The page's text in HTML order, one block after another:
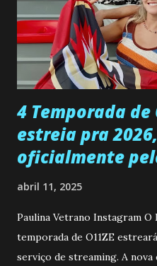
Rogerio consegue se livrar
desaparecimento de
ter sido vítima da fúria de
que a clínica inseminou por
...
4 Temporada de
estreia pra
oficialmente
abril 11, 2025
Paulina Vetrano Instagram O
temporada de O11ZE
serviço de streaming. A